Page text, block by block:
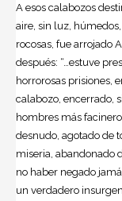
A esos calabozos
aire, sin luz,
rocosas, fue arrojado
después: “…estuve
horrorosas prisiones,
calabozo, encerrado,
hombres más
desnudo, agotado de
miseria, abandonado
no haber negado
un verdadero